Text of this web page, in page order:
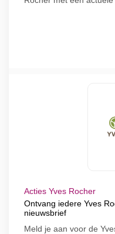
Acties Yves Rocher
Ontvang iedere Yves
nieuwsbrief
Meld je aan voor de